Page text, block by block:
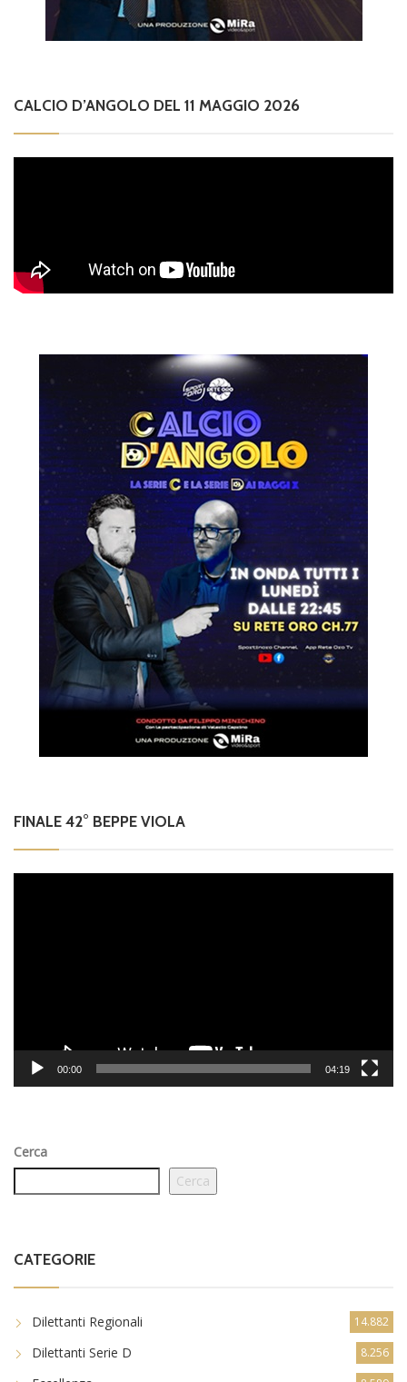
CALCIO D’ANGOLO DEL 11 MAGGIO 2026
FINALE 42° BEPPE VIOLA
00:00 04:19
Cerca
Cerca
CATEGORIE
Dilettanti Regionali 14.882
Dilettanti Serie D 8.256